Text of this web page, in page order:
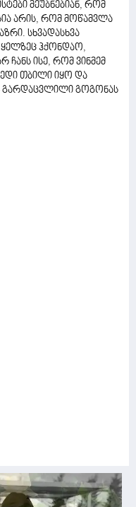
მეუბნებიან, რომ
არის, რომ მოწამვლა
სხვადასხვა
ყელზეც ჰქონდაო,
ჩანს ისე, რომ ვინმემ
თბილი იყო და
გარდაცვლილი გოგონას